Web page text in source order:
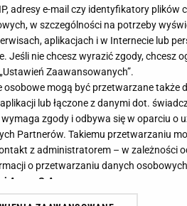
"Big Brothera"
adresy e-mail czy identyfikatory
w szczególności na potrzeby
aplikacjach i w Internecie lub
Jeśli nie chcesz wyrazić zgody, chcesz
Zaawansowanych”.
osobowe mogą być przetwarzane
lub łączone z danymi dot.
zgody i odbywa się w oparciu o
Partnerów. Takiemu przetwarzaniu
z administratorem – w zależności
o przetwarzaniu danych
Agora S.A.